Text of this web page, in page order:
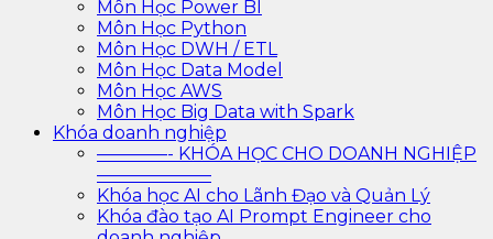
Môn Học Power BI
Môn Học Python
Môn Học DWH / ETL
Môn Học Data Model
Môn Học AWS
Môn Học Big Data with Spark
Khóa doanh nghiệp
————- KHÓA HỌC CHO DOANH NGHIỆP
——————–
Khóa học AI cho Lãnh Đạo và Quản Lý
Khóa đào tạo AI Prompt Engineer cho